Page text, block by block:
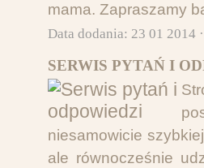
mama. Zapraszamy
Data dodania: 23 01 2014
SERWIS PYTAŃ I
niesamowicie
ale równocześnie